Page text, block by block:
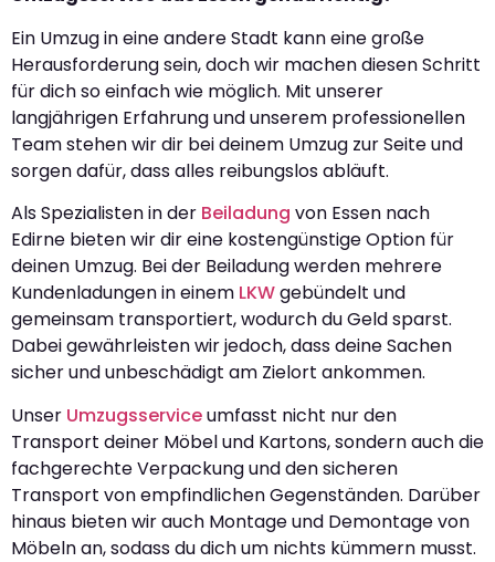
Ein Umzug in eine andere Stadt kann eine große
Herausforderung sein, doch wir machen diesen Schritt
für dich so einfach wie möglich. Mit unserer
langjährigen Erfahrung und unserem professionellen
Team stehen wir dir bei deinem Umzug zur Seite und
sorgen dafür, dass alles reibungslos abläuft.
Als Spezialisten in der Beiladung von Essen nach
Edirne bieten wir dir eine kostengünstige Option für
deinen Umzug. Bei der Beiladung werden mehrere
Kundenladungen in einem LKWgebündelt und
gemeinsam transportiert, wodurch du Geld sparst.
Dabei gewährleisten wir jedoch, dass deine Sachen
sicher und unbeschädigt am Zielort ankommen.
Unser Umzugsserviceumfasst nicht nur den
Transport deiner Möbel und Kartons, sondern auch die
fachgerechte Verpackung und den sicheren
Transport von empfindlichen Gegenständen. Darüber
hinaus bieten wir auch Montage und Demontage von
Möbeln an, sodass du dich um nichts kümmern musst.